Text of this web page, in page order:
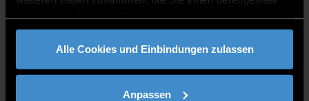
gesammelt haben.
Alle Cookies und Einbindungen zulassen
Anpassen